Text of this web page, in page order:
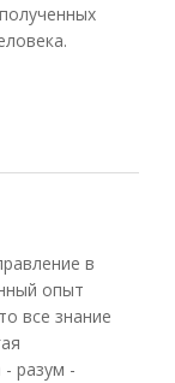
в
опыт
все знание
- разум -